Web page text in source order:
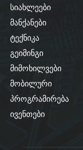
სიახლეები
მანქანები
ტექნიკა
გეიმინგი
მიმოხილვები
მობილური
პროგრამირება
ივენთები